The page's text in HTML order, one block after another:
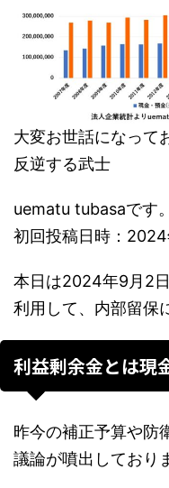
大変お世話になって
反逆する武士
uematu tubasaです。
初回投稿日時：2024
本日は2024年9月2
利用して、内部留保
利益剰余金とは現
昨今の補正予算や防
議論が噴出しており